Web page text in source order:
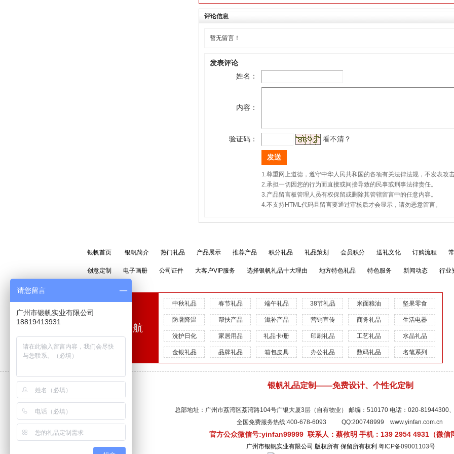
评论信息
暂无留言！
发表评论
姓名：
内容：
验证码： 看不清？
1.尊重网上道德，遵守中华人民共和国的各项有关法律法规，不发表攻击
2.承担一切因您的行为而直接或间接导致的民事或刑事法律责任。
3.产品留言板管理人员有权保留或删除其管辖留言中的任意内容。
4.不支持HTML代码且留言要通过审核后才会显示，请勿恶意留言。
银帆首页 银帆简介 热门礼品 产品展示 推荐产品 积分礼品 礼品策划 会员积分 送礼文化 订购流程
创意定制 电子画册 公司证件 大客户VIP服务 选择银帆礼品十大理由 地方特色礼品 特色服务 新闻动态 行业
快速导航
中秋礼品 春节礼品 端午礼品 38节礼品 米面粮油 坚果零食
防暑降温 帮扶产品 滋补产品 营销宣传 商务礼品 生活电器
洗护日化 家居用品 礼品卡/册 印刷礼品 工艺礼品 水晶礼品
金银礼品 品牌礼品 箱包皮具 办公礼品 数码礼品 名笔系列
银帆礼品定制——免费设计、个性化定制
总部地址：广州市荔湾区荔湾路104号广银大厦3层（自有物业） 邮编：510170 电话：020-81944300、
全国免费服务热线:400-678-6093 QQ:200748999 www.yinfan.com.cn
官方公众微信号:yinfan99999 联系人：蔡攸明 手机：139 2954 4931（微信
广州市银帆实业有限公司 版权所有 保留所有权利 粤ICP备09001103号
请您留言
广州市银帆实业有限公司
18819413931